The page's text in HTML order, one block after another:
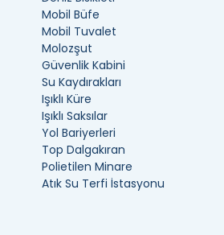
Mobil Büfe
Mobil Tuvalet
Molozşut
Güvenlik Kabini
Su Kaydırakları
Işıklı Küre
Işıklı Saksılar
Yol Bariyerleri
Top Dalgakıran
Polietilen Minare
Atık Su Terfi İstasyonu